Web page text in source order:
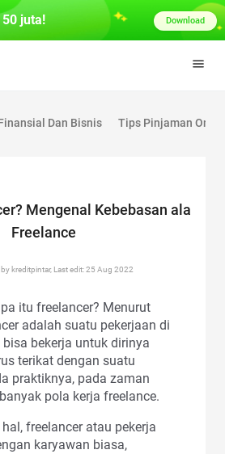
Dan Bisnis Tips Pinjaman
Mengenal Kebebasan ala
Freelance
kreditpintar, Last edit: 25 Aug 2022
itu freelancer? Menurut
adalah suatu pekerjaan di
bekerja untuk dirinya
terikat dengan suatu
praktiknya, pada zaman
pola kerja freelance.
freelancer atau pekerja
karyawan biasa,
juta! Download